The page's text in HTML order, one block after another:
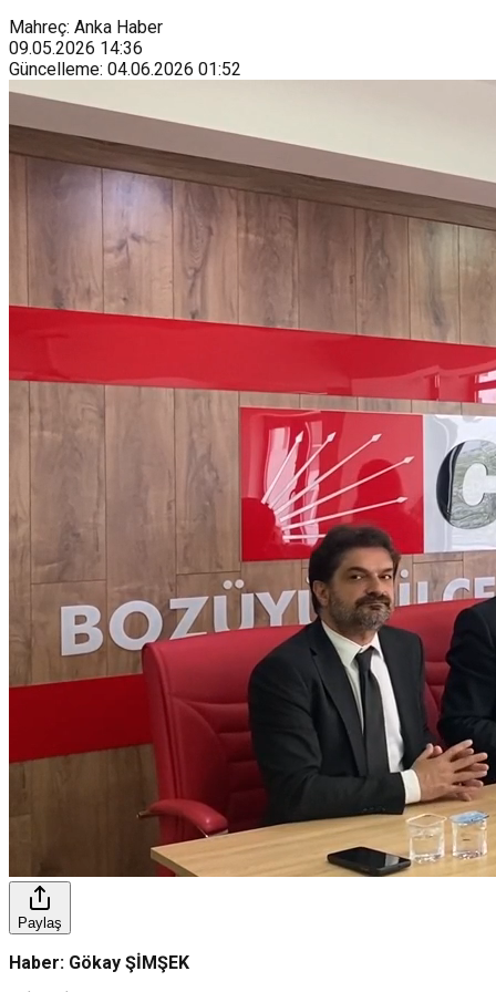
Mahreç: Anka Haber
09.05.2026 14:36
Güncelleme: 04.06.2026 01:52
Paylaş
Haber: Gökay ŞİMŞEK